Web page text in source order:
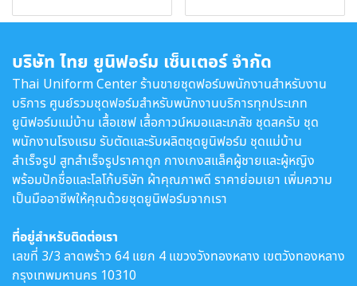
บริษัท ไทย ยูนิฟอร์ม เซ็นเตอร์ จำกัด
Thai Uniform Center ร้านขายชุดฟอร์มพนักงานสำหรับงาน
บริการ ศูนย์รวมชุดฟอร์มสำหรับพนักงานบริการทุกประเภท
ยูนิฟอร์มแม่บ้าน เสื้อเชฟ เสื้อกาวน์หมอและเภสัช ชุดสครับ ชุด
พนักงานโรงแรม รับตัดและรับผลิตชุดยูนิฟอร์ม ชุดแม่บ้าน
สำเร็จรูป สูทสำเร็จรูปราคาถูก กางเกงสแล็คผู้ชายและผู้หญิง
พร้อมปักชื่อและโลโก้บริษัท ผ้าคุณภาพดี ราคาย่อมเยา เพิ่มความ
เป็นมืออาชีพให้คุณด้วยชุดยูนิฟอร์มจากเรา
ที่อยู่สำหรับติดต่อเรา
เลขที่ 3/3 ลาดพร้าว 64 แยก 4 แขวงวังทองหลาง เขตวังทองหลาง
กรุงเทพมหานคร 10310